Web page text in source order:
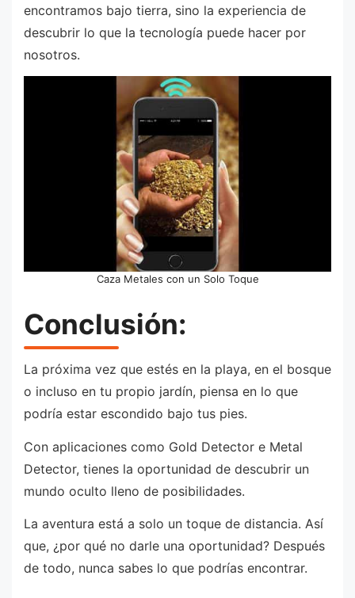
encontramos bajo tierra, sino la experiencia de
descubrir lo que la tecnología puede hacer por
nosotros.
Caza Metales con un Solo Toque
Conclusión:
La próxima vez que estés en la playa, en el bosque
o incluso en tu propio jardín, piensa en lo que
podría estar escondido bajo tus pies.
Con aplicaciones como Gold Detector e Metal
Detector, tienes la oportunidad de descubrir un
mundo oculto lleno de posibilidades.
La aventura está a solo un toque de distancia. Así
que, ¿por qué no darle una oportunidad? Después
de todo, nunca sabes lo que podrías encontrar.